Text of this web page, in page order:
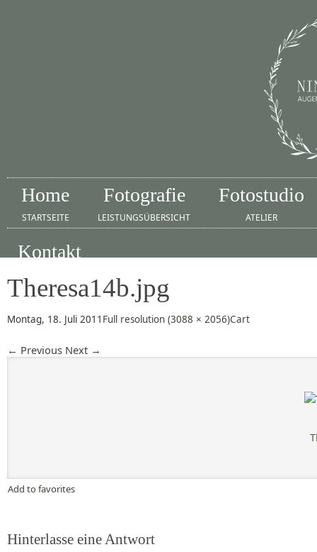
Home
STARTSEITE
Fotografie
LEISTUNGSÜBERSICHT
Fotostudio
ATELIER
Kontakt
Theresa14b.jpg
Montag, 18. Juli 2011 Full resolution (3088 × 2056)Cart
← Previous Next →
Add to favorites
Hinterlasse eine Antwort